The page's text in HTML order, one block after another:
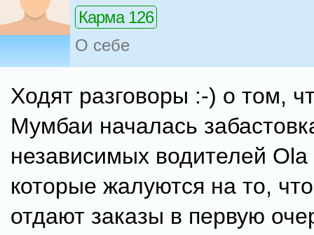
Карма 126
О себе
Ходят разговоры :-) о том,
Мумбаи началась
независимых водителей Ola
которые жалуются на то,
отдают заказы в первую